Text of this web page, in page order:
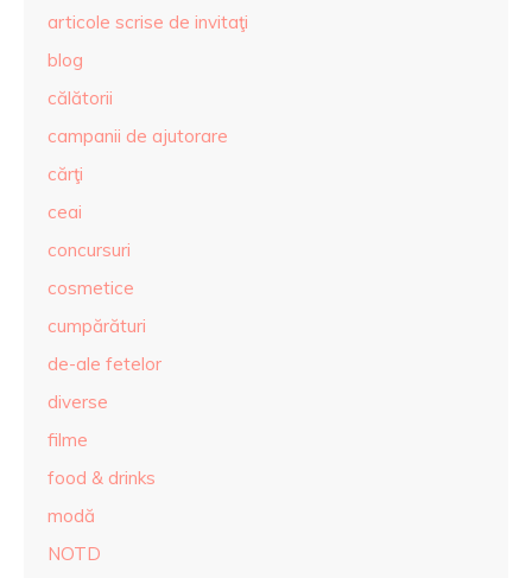
articole scrise de invitaţi
blog
călătorii
campanii de ajutorare
cărţi
ceai
concursuri
cosmetice
cumpărături
de-ale fetelor
diverse
filme
food & drinks
modă
NOTD